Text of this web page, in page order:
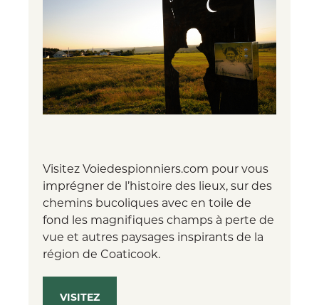
Visitez Voiedespionniers.com pour vous
imprégner de l’histoire des lieux, sur des
chemins bucoliques avec en toile de
fond les magnifiques champs à perte de
vue et autres paysages inspirants de la
région de Coaticook.
VISITEZ